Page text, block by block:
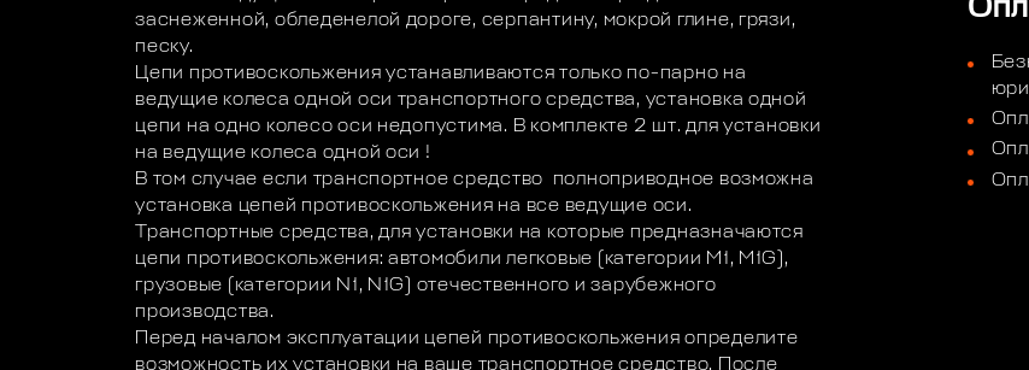
заснеженной, обледенелой дороге, серпантину, мокрой глине, грязи,
песку.
Цепи противоскольжения устанавливаются только по-парно на
ведущие колеса одной оси транспортного средства, установка одной
цепи на одно колесо оси недопустима. В комплекте 2 шт. для установки
на ведущие колеса одной оси !
В том случае если транспортное средство полноприводное возможна
установка цепей противоскольжения на все ведущие оси.
Транспортные средства, для установки на которые предназначаются
цепи противоскольжения: автомобили легковые (категории M1, M1G),
грузовые (категории N1, N1G) отечественного и зарубежного
производства.
Перед началом эксплуатации цепей противоскольжения определите
возможность их установки на ваше транспортное средство. После